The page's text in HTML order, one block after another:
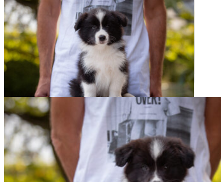
13|09|2022 – Yuna, Broad­me­a­dows Itchy­coo Park
13|09|2022 – Scot­ty, Broad­me­a­dows I’ll Be Your
Mirror